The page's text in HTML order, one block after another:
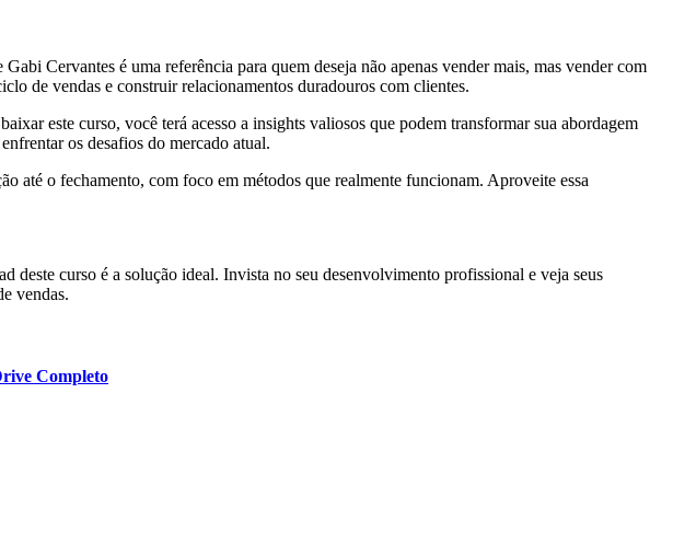
Cervantes é uma referência para quem deseja não apenas vender mais, mas vender com
de vendas e construir relacionamentos duradouros com clientes.
este curso, você terá acesso a insights valiosos que podem transformar sua abordagem
os desafios do mercado atual.
até o fechamento, com foco em métodos que realmente funcionam. Aproveite essa
deste curso é a solução ideal. Invista no seu desenvolvimento profissional e veja seus
vendas.
Completo